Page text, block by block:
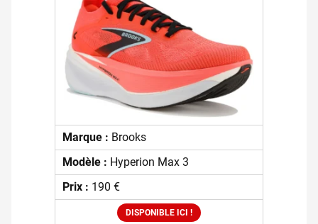
Marque : Brooks
Modèle : Hyperion Max 3
Prix : 190 €
DISPONIBLE ICI !